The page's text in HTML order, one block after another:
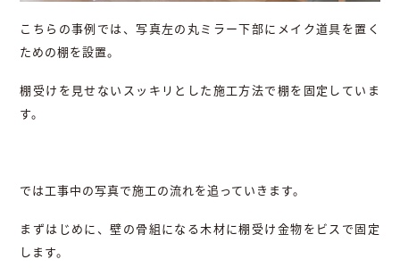
こちらの事例では、写真左の丸ミラー下部にメイク道具を置く
ための棚を設置。
棚受けを見せないスッキリとした施工方法で棚を固定していま
す。
では工事中の写真で施工の流れを追っていきます。
まずはじめに、壁の骨組になる木材に棚受け金物をビスで固定
します。